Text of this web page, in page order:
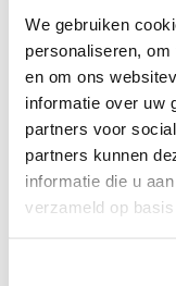
We gebruiken
personaliseren,
en om ons
informatie over uw
partners voor
partners kunnen
informatie die u
verzameld op
Lengte
Geen
40''
Ontwerp Druk (BArG)
Geen
Toon meer opties